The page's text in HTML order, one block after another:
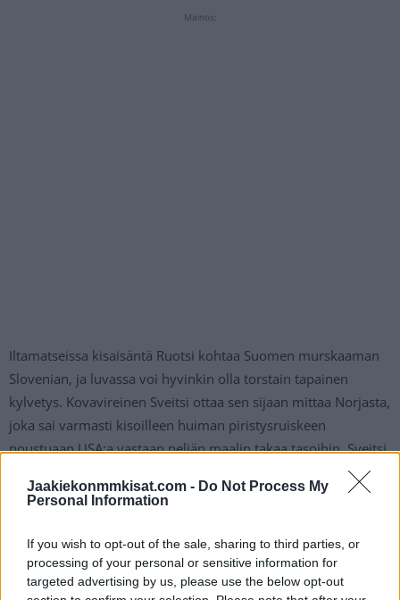
Jaakiekonmmkisat.com - Do Not Process My
Personal Information
If you wish to opt-out of the sale, sharing to third parties, or
processing of your personal or sensitive information for
targeted advertising by us, please use the below opt-out
Mainos:
Iltamatseissa kisaisäntä Ruotsi kohtaa Suomen murskaaman
Slovenian, ja luvassa voi hyvinkin olla torstain tapainen
kylvetys. Kovavireinen Sveitsi ottaa sen sijaan mittaa Norjasta,
joka sai varmasti kisoilleen huiman piristysruiskeen
noustuaan USA:a vastaan neljän maalin takaa tasoihin. Sveitsi
hävisi kisojen avausmatsin Tshekille jatkoajalla, mutta on ollut
sen jälkeen kivikova. Edellisissä peleissä se kaatoi USA:n
5-1.